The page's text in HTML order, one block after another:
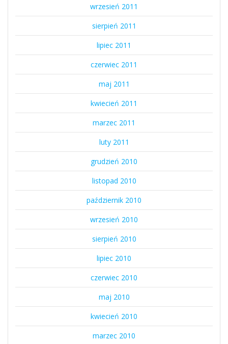
wrzesień 2011
sierpień 2011
lipiec 2011
czerwiec 2011
maj 2011
kwiecień 2011
marzec 2011
luty 2011
grudzień 2010
listopad 2010
październik 2010
wrzesień 2010
sierpień 2010
lipiec 2010
czerwiec 2010
maj 2010
kwiecień 2010
marzec 2010